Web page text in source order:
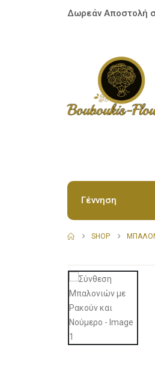
Δωρεάν Αποστολή
Γέννηση
SHOP